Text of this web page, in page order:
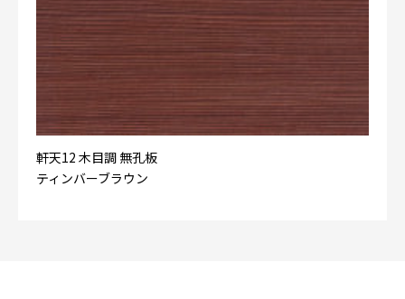
軒天12 木目調 無孔板
ティンバーブラウン